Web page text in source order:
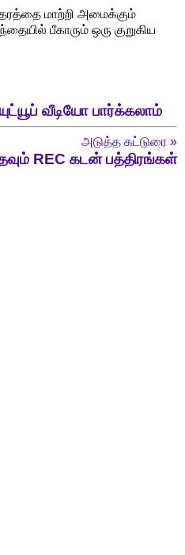
மாற்றி அமைக்கும்
பீகாரும் ஒரு குறுகிய
வீடியோ பார்க்கலாம்
அடுத்த கட்டுரை »
REC கடன் பத்திரங்கள்